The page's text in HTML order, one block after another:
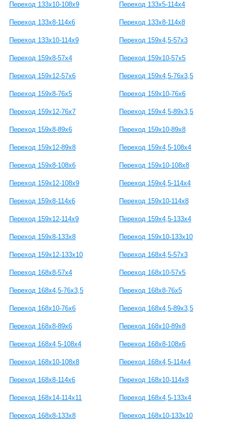
Переход 133х10-108х9 Переход 133х5-114х4
Переход 133х8-114х6 Переход 133х8-114х8
Переход 133х10-114х9 Переход 159х4,5-57х3
Переход 159х8-57х4 Переход 159х10-57х5
Переход 159х12-57х6 Переход 159х4,5-76х3,5
Переход 159х8-76х5 Переход 159х10-76х6
Переход 159х12-76х7 Переход 159х4,5-89х3,5
Переход 159х8-89х6 Переход 159х10-89х8
Переход 159х12-89х8 Переход 159х4,5-108х4
Переход 159х8-108х6 Переход 159х10-108х8
Переход 159х12-108х9 Переход 159х4,5-114х4
Переход 159х8-114х6 Переход 159х10-114х8
Переход 159х12-114х9 Переход 159х4,5-133х4
Переход 159х8-133х8 Переход 159х10-133х10
Переход 159х12-133х10 Переход 168х4,5-57х3
Переход 168х8-57х4 Переход 168х10-57х5
Переход 168х4,5-76х3,5 Переход 168х8-76х5
Переход 168х10-76х6 Переход 168х4,5-89х3,5
Переход 168х8-89х6 Переход 168х10-89х8
Переход 168х4,5-108х4 Переход 168х8-108х6
Переход 168х10-108х8 Переход 168х4,5-114х4
Переход 168х8-114х6 Переход 168х10-114х8
Переход 168х14-114х11 Переход 168х4,5-133х4
Переход 168х8-133х8 Переход 168х10-133х10